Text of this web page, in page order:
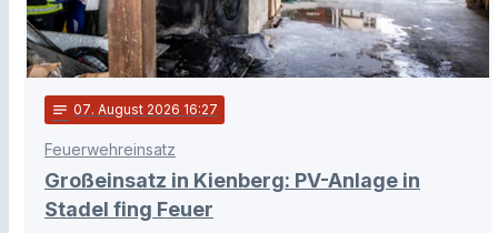
notes 07. August 2026 16:27
Feuerwehreinsatz
Großeinsatz in Kienberg: PV-Anlage in
Stadel fing Feuer